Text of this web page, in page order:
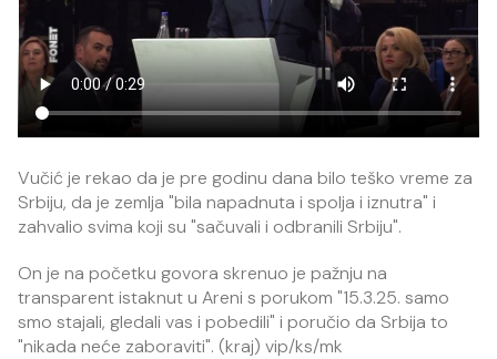
Vučić je rekao da je pre godinu dana bilo teško vreme za
Srbiju, da je zemlja "bila napadnuta i spolja i iznutra" i
zahvalio svima koji su "sačuvali i odbranili Srbiju".
On je na početku govora skrenuo je pažnju na
transparent istaknut u Areni s porukom "15.3.25. samo
smo stajali, gledali vas i pobedili" i poručio da Srbija to
"nikada neće zaboraviti". (kraj) vip/ks/mk